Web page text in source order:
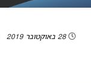
28 באוקטובר 2019